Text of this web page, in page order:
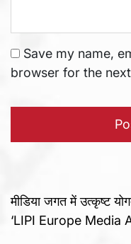
Save my name,
browser for the
मीडिया जगत में उत्कृष्ट
‘LIPI Europe Media